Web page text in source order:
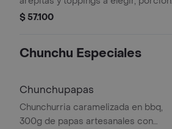
para 5 personas.
$ 57.100
Chunchu Especiales
Chunchupapas
Chunchurria caramelizada en bbq,
300g de papas artesanales con